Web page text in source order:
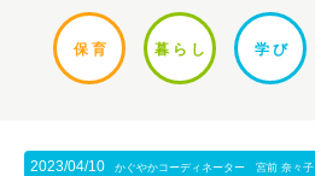
保 育 暮ら し 学 び
2023/04/10 かぐやかコーディネーター 宮前 奈々子